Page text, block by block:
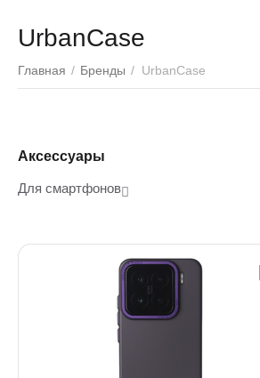
UrbanCase
Главная / Бренды / UrbanCase
Аксессуары
Для смартфонов